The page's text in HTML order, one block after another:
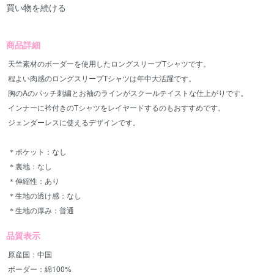
買い物を続ける
商品詳細
天竺素材のボーダーを使用したロングスリーブTシャツです。
程よい肉感のロングスリーブTシャツは年中大活躍です。
胸のAのパッチ刺繍とお袖のラインがスクールテイストな仕上がりです。
インナーに衿付きのTシャツをレイヤードするのもおすすめです。
ジェンダーレスに使えるデザインです。
＊ポケット：なし
＊裏地：なし
＊伸縮性：あり
＊生地の透け感：なし
＊生地の厚み：普通
品質表示
原産国：中国
ボーダー：綿100%